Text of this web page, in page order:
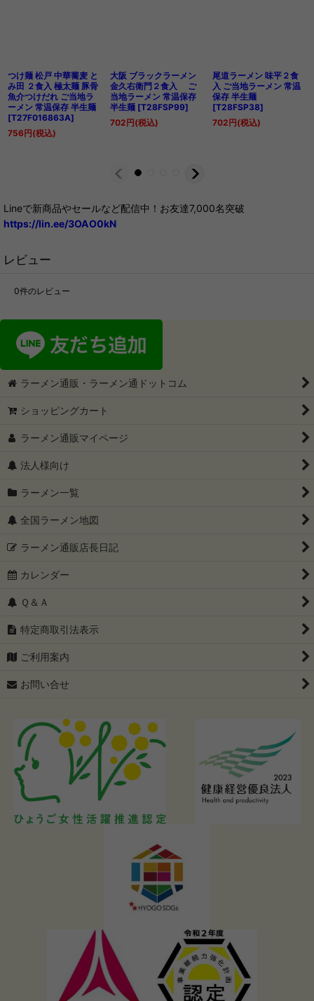
つけ麺 松戸 中華蕎麦 と
み田 ２食入 極太麺 豚骨
魚介つけだれ ご当地ラ
ーメン 常温保存 半生麺
[T27F016863A]
756 円(税込)
大阪 ブラックラーメン
金久右衛門２食入 ご
当地ラーメン 常温保存
半生麺 [T28FSP99]
702 円(税込)
尾道ラーメン 味平２食
入 ご当地ラーメン 常温
保存 半生麺
[T28FSP38]
702 円(税込)
Lineで新商品やセールなど配信中！お友達7,000名突破
https://lin.ee/3OAO0kN
レビュー
0件のレビュー
ラーメン通販・ラーメン通ドットコム
ショッピングカート
ラーメン通販マイページ
法人様向け
ラーメン一覧
全国ラーメン地図
ラーメン通販店長日記
カレンダー
Ｑ＆Ａ
特定商取引法表示
ご利用案内
お問い合せ